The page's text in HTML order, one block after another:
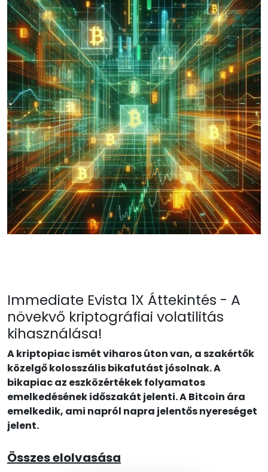
Immediate Evista 1X Áttekintés - A
növekvő kriptográfiai volatilitás
kihasználása!
A kriptopiac ismét viharos úton van, a szakértők
közelgő kolosszális bikafutást jósolnak. A
bikapiac az eszközértékek folyamatos
emelkedésének időszakát jelenti. A Bitcoin ára
emelkedik, ami napról napra jelentős nyereséget
jelent.
Összes elolvasása